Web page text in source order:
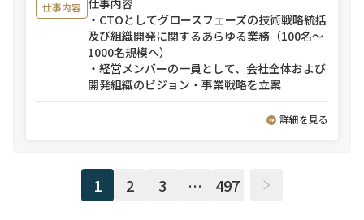
仕事内容 仕事内容
・CTOとしてグロースフェーズの技術戦略統括
及び組織開発に関するあらゆる業務（100名～
1000名規模へ）
・経営メンバーの一員として、会社全体および
開発組織のビジョン・事業戦略を立案
詳細を見る
1 2 3 … 497